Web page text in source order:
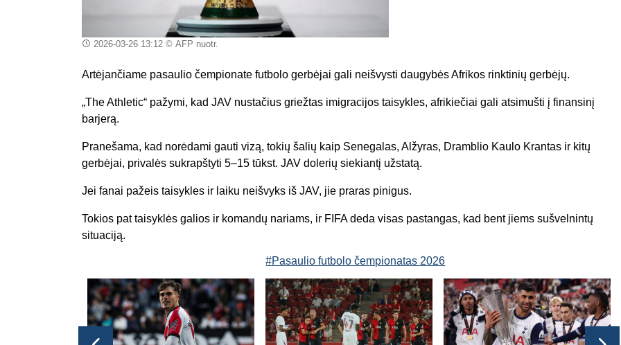
2026-03-26 13:12© AFP nuotr.
Artėjančiame pasaulio čempionate futbolo gerbėjai gali neišvysti daugybės Afrikos rinktinių gerbėjų.
„The Athletic“ pažymi, kad JAV nustačius griežtas imigracijos taisykles, afrikiečiai gali atsimušti į finansinį
barjerą.
Pranešama, kad norėdami gauti vizą, tokių šalių kaip Senegalas, Alžyras, Dramblio Kaulo Krantas ir kitų
gerbėjai, privalės sukrapštyti 5–15 tūkst. JAV dolerių siekiantį užstatą.
Jei fanai pažeis taisykles ir laiku neišvyks iš JAV, jie praras pinigus.
Tokios pat taisyklės galios ir komandų nariams, ir FIFA deda visas pastangas, kad bent jiems sušvelnintų
situaciją.
#Pasaulio futbolo čempionatas 2026